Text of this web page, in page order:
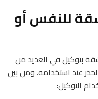
للنفس أو
بتوكيل في العديد من
عند استخدامه. ومن بين
التوكيل: